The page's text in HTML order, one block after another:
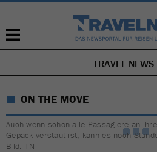
TRAVEL NEWS
ON THE MOVE
Auch wenn schon alle Passagiere an
Gepäck verstaut ist, kann es noch
Bild: TN